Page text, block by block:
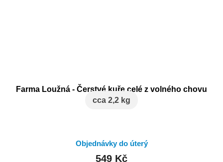
Farma Loužná - Čerstvé kuře celé z volného chovu
cca 2,2 kg
Objednávky do úterý
549 Kč